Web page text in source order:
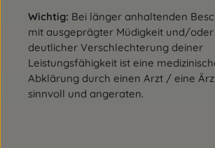
Wichtig: Bei länger anhaltenden
mit ausgeprägter Müdigkeit und/oder
deutlicher Verschlechterung deiner
Leistungsfähigkeit ist eine
Abklärung durch einen Arzt / eine
sinnvoll und angeraten.